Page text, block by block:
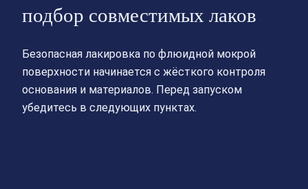
подбор совместимых лаков
Безопасная лакировка по флюидной мокрой
поверхности начинается с жёсткого контроля
основания и материалов. Перед запуском
убедитесь в следующих пунктах.